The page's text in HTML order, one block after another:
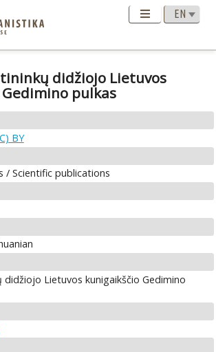
didžiojo Lietuvos
pulkas
BY
/ Scientific publications
didžiojo Lietuvos kunigaikščio Gedimino